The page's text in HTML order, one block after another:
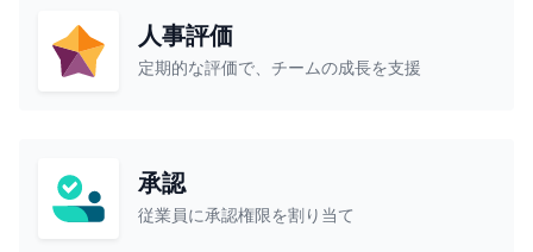
人事評価
定期的な評価で、チームの成長を支援
承認
従業員に承認権限を割り当て